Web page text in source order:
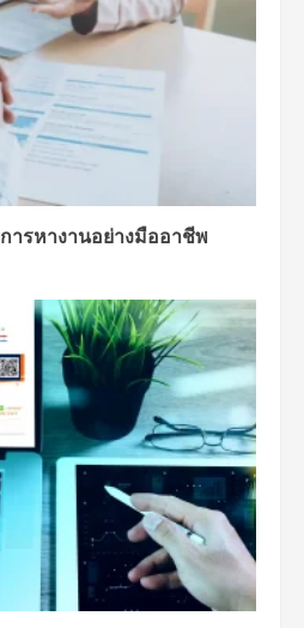
ารหางานอย่างมืออาชีพ